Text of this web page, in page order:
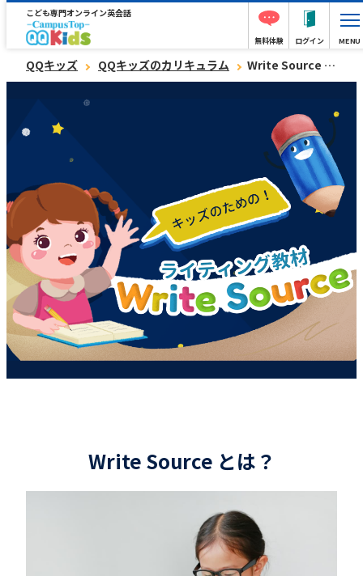
こども専門オンライン英会話
無料体験 ログイン MENU
QQキッズ QQキッズのカリキュラム Write Source -writing for kids-
Write Source とは？